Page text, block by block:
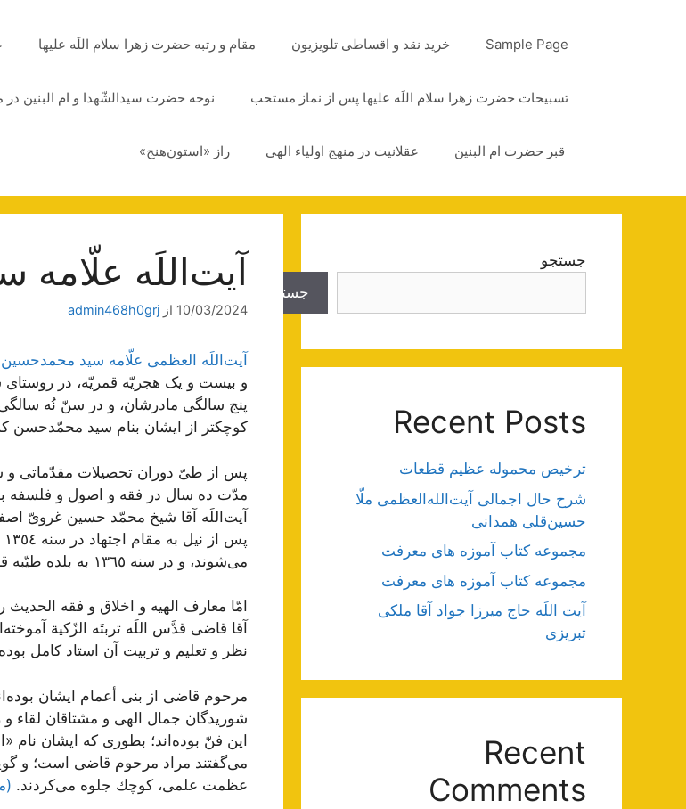
Sample Page خرید نقد و اقساطی تلویزیون مقام و رتبه حضرت زهرا سلام اللَه علیها
تسبیحات حضرت زهرا سلام اللَه علیها پس از نماز مستحب نوحه حضرت سیدالشّهدا و ام البنین
قبر حضرت ام البنین عقلانیت در منهج اولیاء الهی راز «استون‌هنج»
آیت‌اللَه
10/03/2024 از admin468h0grj
آیت‌اللَه العظمی علّامه سید
و بيست و يک هجريّه قمريّه، در روستاى
پنج سالگى مادرشان، و در سنّ نُه سالگى
كوچكتر از ایشان بنام‌ سید محمّدحسن‌
مدّت ده سال در فقه و اصول و فلسفه
آيت‌اللَه آقا شيخ محمّد حسين غروىّ
مى‌شوند، و در سنه ١٣٦٥ به بلده طيّبه قم هجرت نموده و مُقيم مى‌گردند.
امّا معارف الهیه و اخلاق و فقه
آقا قاضى‌ قدَّس اللَه تربتَه الزّكیة
نظر و تعلیم و تربیت آن استاد كامل
مرحوم قاضى از بنى أعمام ایشان
شوریدگان جمال الهى و مشتاقان
این فنّ بوده‌اند؛ بطوری كه ایشان نام
مى‌گفتند مراد مرحوم قاضى است؛ و
عظمت علمى، كوچك جلوه مى‌كردند.
جستجو
جستجو
Recent Posts
ترخیص محموله عظیم قطعات
شرح حال اجمالی آیت‌الله‌العظمی ملّا
حسین‌قلی همدانی
مجموعه کتاب آموزه های معرفت
مجموعه کتاب آموزه های معرفت
آیت اللَه حاج میرزا جواد آقا ملکی
تبریزی
Recent
Comments